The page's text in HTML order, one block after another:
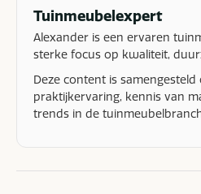
Tuinmeubelexpert
Alexander is een ervaren
sterke focus op kwaliteit,
Deze content is samengesteld
praktijkervaring, kennis van
trends in de